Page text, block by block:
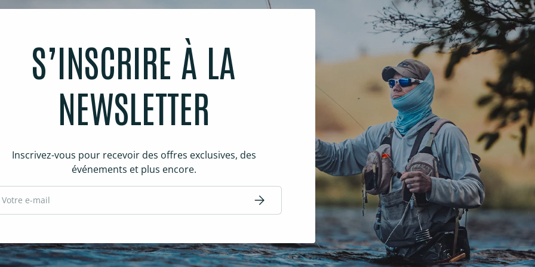
S’INSCRIRE À LA
NEWSLETTER
Inscrivez-vous pour recevoir des offres exclusives, des
événements et plus encore.
S’inscrire